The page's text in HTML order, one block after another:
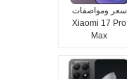
سعر ومواصفات
Xiaomi 17 Pro
Max